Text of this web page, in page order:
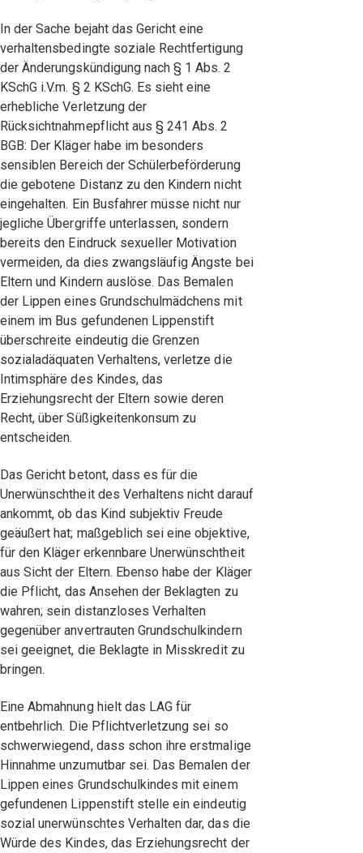
In der Sache bejaht das Gericht eine
verhaltensbedingte soziale Rechtfertigung
der Änderungskündigung nach § 1 Abs. 2
KSchG i.V.m. § 2 KSchG. Es sieht eine
erhebliche Verletzung der
Rücksichtnahmepflicht aus § 241 Abs. 2
BGB: Der Kläger habe im besonders
sensiblen Bereich der Schülerbeförderung
die gebotene Distanz zu den Kindern nicht
eingehalten. Ein Busfahrer müsse nicht nur
jegliche Übergriffe unterlassen, sondern
bereits den Eindruck sexueller Motivation
vermeiden, da dies zwangsläufig Ängste bei
Eltern und Kindern auslöse. Das Bemalen
der Lippen eines Grundschulmädchens mit
einem im Bus gefundenen Lippenstift
überschreite eindeutig die Grenzen
sozialadäquaten Verhaltens, verletze die
Intimsphäre des Kindes, das
Erziehungsrecht der Eltern sowie deren
Recht, über Süßigkeitenkonsum zu
entscheiden.
Das Gericht betont, dass es für die
Unerwünschtheit des Verhaltens nicht darauf
ankommt, ob das Kind subjektiv Freude
geäußert hat; maßgeblich sei eine objektive,
für den Kläger erkennbare Unerwünschtheit
aus Sicht der Eltern. Ebenso habe der Kläger
die Pflicht, das Ansehen der Beklagten zu
wahren; sein distanzloses Verhalten
gegenüber anvertrauten Grundschulkindern
sei geeignet, die Beklagte in Misskredit zu
bringen.
Eine Abmahnung hielt das LAG für
entbehrlich. Die Pflichtverletzung sei so
schwerwiegend, dass schon ihre erstmalige
Hinnahme unzumutbar sei. Das Bemalen der
Lippen eines Grundschulkindes mit einem
gefundenen Lippenstift stelle ein eindeutig
sozial unerwünschtes Verhalten dar, das die
Würde des Kindes, das Erziehungsrecht der